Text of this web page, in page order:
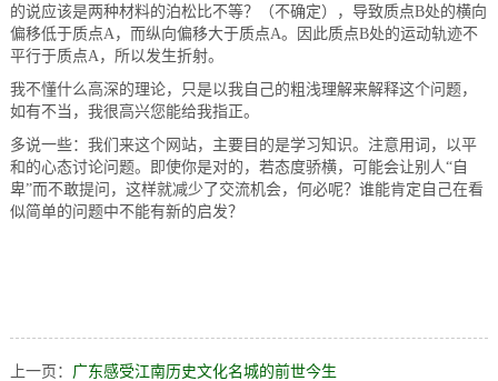
的说应该是两种材料的泊松比不等？（不确定），导致质点B处的横向
偏移低于质点A，而纵向偏移大于质点A。因此质点B处的运动轨迹不
平行于质点A，所以发生折射。
我不懂什么高深的理论，只是以我自己的粗浅理解来解释这个问题，
如有不当，我很高兴您能给我指正。
多说一些：我们来这个网站，主要目的是学习知识。注意用词，以平
和的心态讨论问题。即使你是对的，若态度骄横，可能会让别人“自
卑”而不敢提问，这样就减少了交流机会，何必呢？谁能肯定自己在看
似简单的问题中不能有新的启发？
上一页： 广东感受江南历史文化名城的前世今生